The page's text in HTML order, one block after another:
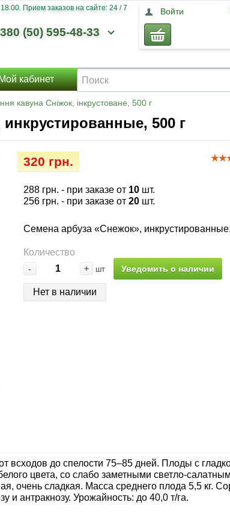
Прием заказов на сайте: 24 / 7
(50) 595-48-33
Войти
кабинет
кавуна Сніжок, інкрустоване, 500 г
500 г
320 грн.
288 грн. - при заказе от 10шт.
256 грн. - при заказе от 20шт.
Семена арбуза «Снежок»,
Количество
- + шт Уведомить о наличии
Нет в наличии
всходов до спелости 75–85 дней. Плоды с
цвета, со слабо заметными светло-
очень сладкая. Масса среднего плода 5,5 кг.
и антракнозу. Урожайность: до 40,0 т/га.